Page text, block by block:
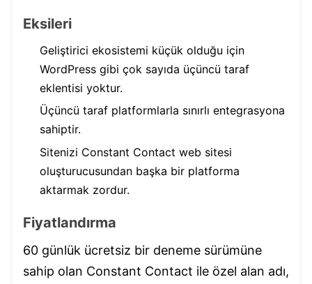
Eksileri
Geliştirici ekosistemi küçük olduğu için
WordPress gibi çok sayıda üçüncü taraf
eklentisi yoktur.
Üçüncü taraf platformlarla sınırlı entegrasyona
sahiptir.
Sitenizi Constant Contact web sitesi
oluşturucusundan başka bir platforma
aktarmak zordur.
Fiyatlandırma
60 günlük ücretsiz bir deneme sürümüne
sahip olan Constant Contact ile özel alan adı,